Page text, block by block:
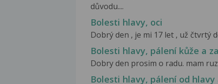
důvodu....
Bolesti hlavy, oci
Dobrý den , je mi 17 let , už čtvrtý
Bolesti hlavy, pálení kůže a
Dobry den prosim o radu. mam
Bolesti hlavy, pálení od